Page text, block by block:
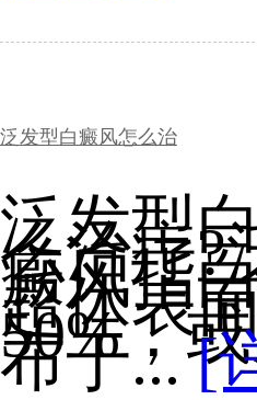
泛发型白癜风怎么治
泛发型
么治疗?
癜风指
超体表
50%，
布于...[